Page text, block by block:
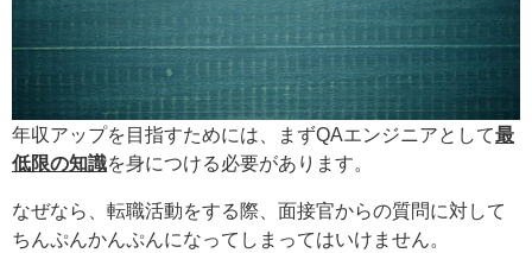
年収アップを目指すためには、まずQAエンジニアとして最
低限の知識を身につける必要があります。
なぜなら、転職活動をする際、面接官からの質問に対して
ちんぷんかんぷんになってしまってはいけません。